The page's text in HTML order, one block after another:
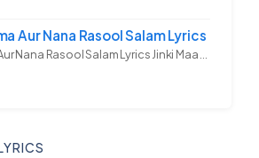
Aur Nana Rasool Salam Lyrics
Jinki Maa Fatima Aur Nana Rasool Salam Lyrics Jinki Maa Fatima Aur...